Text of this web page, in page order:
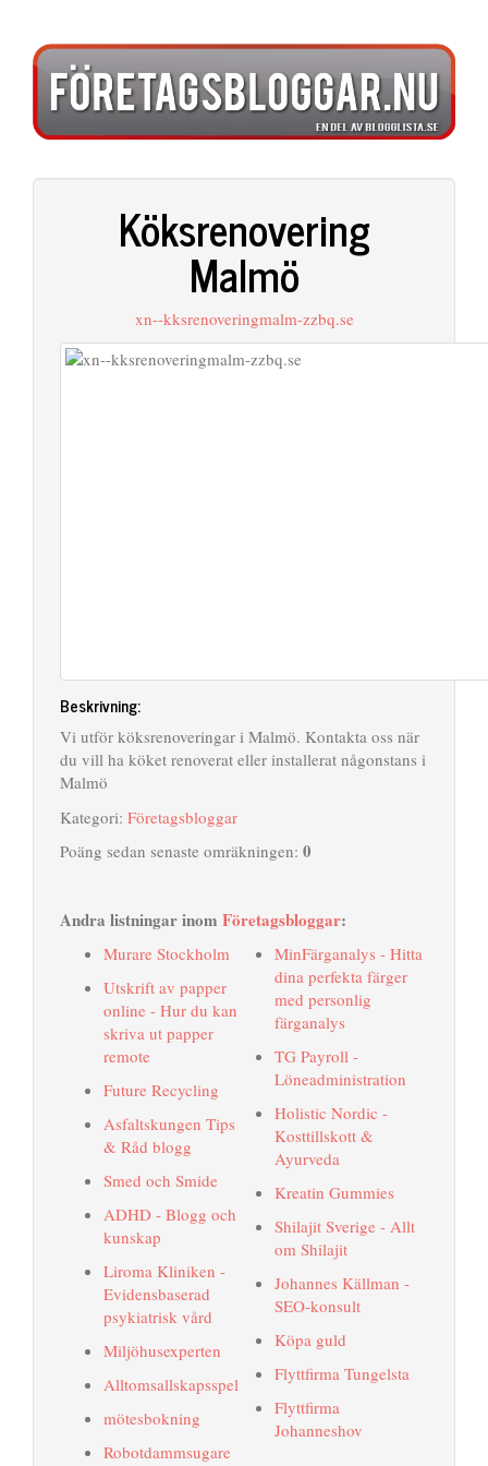
Köksrenovering
Malmö
xn--kksrenoveringmalm-zzbq.se
Beskrivning:
Vi utför köksrenoveringar i Malmö. Kontakta oss när
du vill ha köket renoverat eller installerat någonstans i
Malmö
Kategori: Företagsbloggar
Poäng sedan senaste omräkningen: 0
Andra listningar inom Företagsbloggar:
Murare Stockholm
Utskrift av papper
online - Hur du kan
skriva ut papper
remote
Future Recycling
Asfaltskungen Tips
& Råd blogg
Smed och Smide
ADHD - Blogg och
kunskap
Liroma Kliniken -
Evidensbaserad
psykiatrisk vård
Miljöhusexperten
Alltomsallskapsspel
mötesbokning
Robotdammsugare
MinFärganalys - Hitta
dina perfekta färger
med personlig
färganalys
TG Payroll -
Löneadministration
Holistic Nordic -
Kosttillskott &
Ayurveda
Kreatin Gummies
Shilajit Sverige - Allt
om Shilajit
Johannes Källman -
SEO-konsult
Köpa guld
Flyttfirma Tungelsta
Flyttfirma
Johanneshov